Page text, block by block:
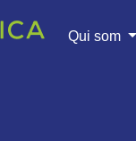
Qui som